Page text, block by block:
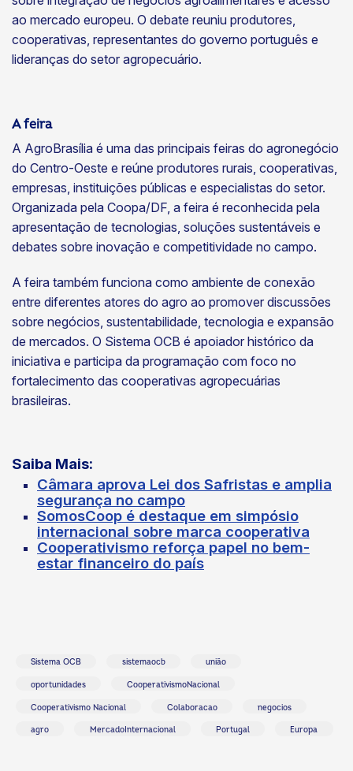
ao mercado europeu. O debate reuniu produtores,
cooperativas, representantes do governo português e
lideranças do setor agropecuário.
A feira
A AgroBrasília é uma das principais feiras do agronegócio
do Centro-Oeste e reúne produtores rurais, cooperativas,
empresas, instituições públicas e especialistas do setor.
Organizada pela Coopa/DF, a feira é reconhecida pela
apresentação de tecnologias, soluções sustentáveis e
debates sobre inovação e competitividade no campo.
A feira também funciona como ambiente de conexão
entre diferentes atores do agro ao promover discussões
sobre negócios, sustentabilidade, tecnologia e expansão
de mercados. O Sistema OCB é apoiador histórico da
iniciativa e participa da programação com foco no
fortalecimento das cooperativas agropecuárias
brasileiras.
Saiba Mais:
Câmara aprova Lei dos Safristas e amplia
segurança no campo
SomosCoop é destaque em simpósio
internacional sobre marca cooperativa
Cooperativismo reforça papel no bem-
estar financeiro do país
Sistema OCB sistemaocb união
oportunidades CooperativismoNacional
Cooperativismo Nacional Colaboracao negocios
agro MercadoInternacional Portugal Europa